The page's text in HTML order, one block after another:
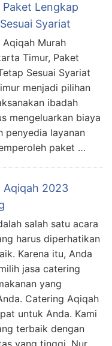
Lengkap
Syariat
Murah
Timur, Paket
Sesuai Syariat
menjadi pilihan
ibadah
mengeluarkan biaya
penyedia layanan
paket …
Aqiqah 2023
salah satu acara
harus diperhatikan
Karena itu, Anda
jasa catering
yang
Catering Aqiqah
untuk Anda. Kami
terbaik dengan